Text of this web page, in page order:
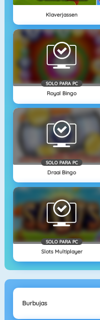
Klaverjassen
SOLO PARA PC
Royal Bingo
SOLO PARA PC
Draai Bingo
SOLO PARA PC
Slots Multiplayer
Burbujas